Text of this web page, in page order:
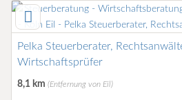
Pelka Steuerberater,
Wirtschaftsprüfer
8,1 km (Entfernung von Eil)